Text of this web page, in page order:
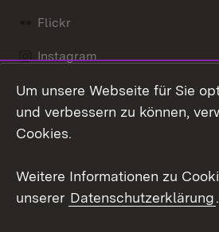
Flickr
Instagram
Social Wall
Um unsere Webseite für Sie
und verbessern zu können,
Cookies.
Weitere Informationen zu
unserer Datenschutzerklärung.